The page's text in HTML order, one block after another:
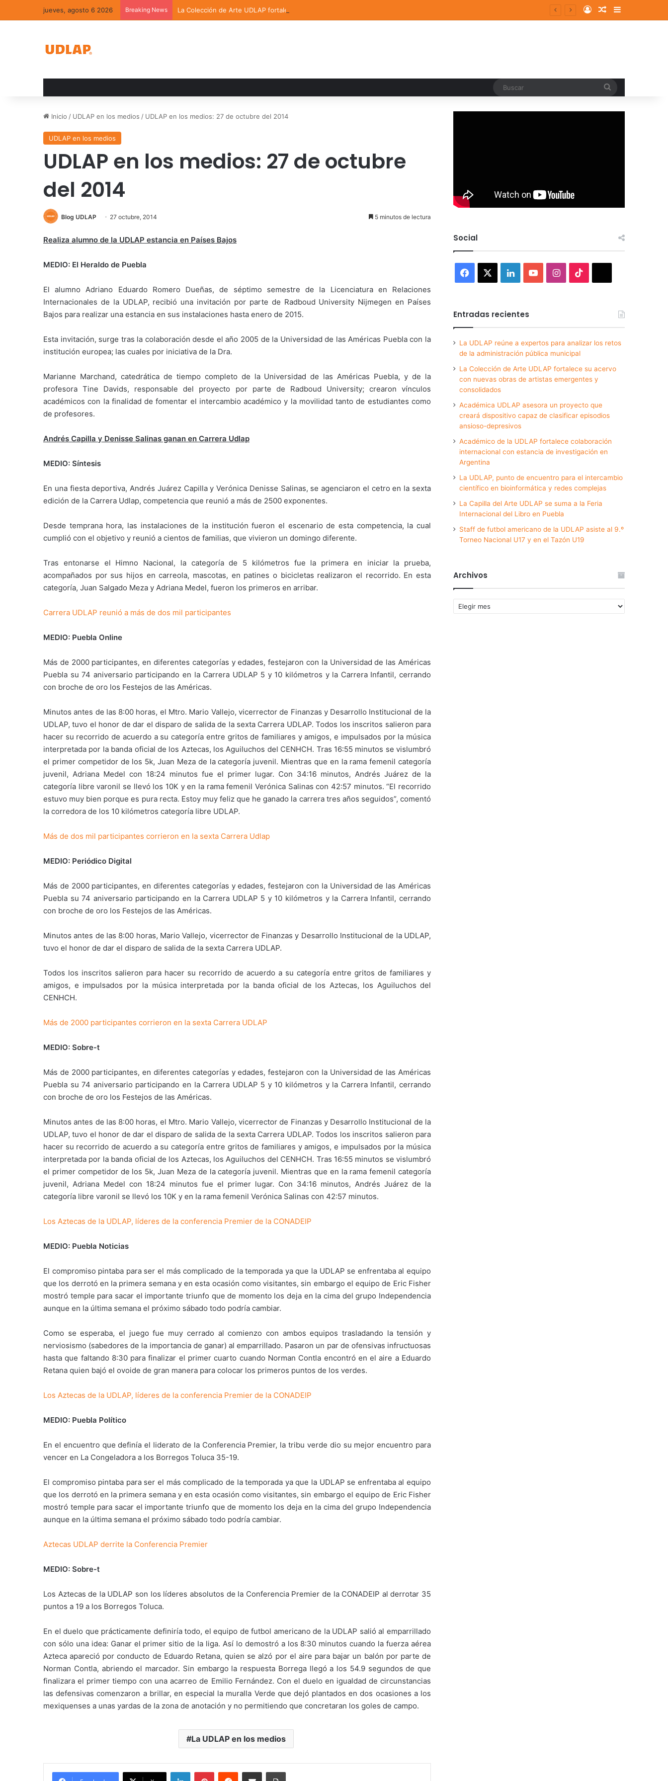
jueves, agosto 6 2026 Breaking News La Colección de Arte UDLAP fortalece su acervo con nuevas obras de artistas emergentes y consolidados Log InRandom Article
Sidebar
Inicio / UDLAP en los medios / UDLAP en los medios: 27 de octubre del 2014
UDLAP en los medios
UDLAP en los medios: 27 de octubre
del 2014
Blog UDLAP 27 octubre, 2014 5 minutos de lectura
Realiza alumno de la UDLAP estancia en Países Bajos
MEDIO: El Heraldo de Puebla
El alumno Adriano Eduardo Romero Dueñas, de séptimo semestre de la Licenciatura en Relaciones
Internacionales de la UDLAP, recibió una invitación por parte de Radboud University Nijmegen en Países
Bajos para realizar una estancia en sus instalaciones hasta enero de 2015.
Esta invitación, surge tras la colaboración desde el año 2005 de la Universidad de las Américas Puebla con la
institución europea; las cuales por iniciativa de la Dra.
Marianne Marchand, catedrática de tiempo completo de la Universidad de las Américas Puebla, y de la
profesora Tine Davids, responsable del proyecto por parte de Radboud University; crearon vínculos
académicos con la finalidad de fomentar el intercambio académico y la movilidad tanto de estudiantes como
de profesores.
Andrés Capilla y Denisse Salinas ganan en Carrera Udlap
MEDIO: Síntesis
En una fiesta deportiva, Andrés Juárez Capilla y Verónica Denisse Salinas, se agenciaron el cetro en la sexta
edición de la Carrera Udlap, competencia que reunió a más de 2500 exponentes.
Desde temprana hora, las instalaciones de la institución fueron el escenario de esta competencia, la cual
cumplió con el objetivo y reunió a cientos de familias, que vivieron un domingo diferente.
Tras entonarse el Himno Nacional, la categoría de 5 kilómetros fue la primera en iniciar la prueba,
acompañados por sus hijos en carreola, mascotas, en patines o bicicletas realizaron el recorrido. En esta
categoría, Juan Salgado Meza y Adriana Medel, fueron los primeros en arribar.
Carrera UDLAP reunió a más de dos mil participantes
MEDIO: Puebla Online
Más de 2000 participantes, en diferentes categorías y edades, festejaron con la Universidad de las Américas
Puebla su 74 aniversario participando en la Carrera UDLAP 5 y 10 kilómetros y la Carrera Infantil, cerrando
con broche de oro los Festejos de las Américas.
Minutos antes de las 8:00 horas, el Mtro. Mario Vallejo, vicerrector de Finanzas y Desarrollo Institucional de la
UDLAP, tuvo el honor de dar el disparo de salida de la sexta Carrera UDLAP. Todos los inscritos salieron para
hacer su recorrido de acuerdo a su categoría entre gritos de familiares y amigos, e impulsados por la música
interpretada por la banda oficial de los Aztecas, los Aguiluchos del CENHCH. Tras 16:55 minutos se vislumbró
el primer competidor de los 5k, Juan Meza de la categoría juvenil. Mientras que en la rama femenil categoría
juvenil, Adriana Medel con 18:24 minutos fue el primer lugar. Con 34:16 minutos, Andrés Juárez de la
categoría libre varonil se llevó los 10K y en la rama femenil Verónica Salinas con 42:57 minutos. “El recorrido
estuvo muy bien porque es pura recta. Estoy muy feliz que he ganado la carrera tres años seguidos”, comentó
la corredora de los 10 kilómetros categoría libre UDLAP.
Más de dos mil participantes corrieron en la sexta Carrera Udlap
MEDIO: Periódico Digital
Más de 2000 participantes, en diferentes categorías y edades, festejaron con la Universidad de las Américas
Puebla su 74 aniversario participando en la Carrera UDLAP 5 y 10 kilómetros y la Carrera Infantil, cerrando
con broche de oro los Festejos de las Américas.
Minutos antes de las 8:00 horas, Mario Vallejo, vicerrector de Finanzas y Desarrollo Institucional de la UDLAP,
tuvo el honor de dar el disparo de salida de la sexta Carrera UDLAP.
Todos los inscritos salieron para hacer su recorrido de acuerdo a su categoría entre gritos de familiares y
amigos, e impulsados por la música interpretada por la banda oficial de los Aztecas, los Aguiluchos del
CENHCH.
Más de 2000 participantes corrieron en la sexta Carrera UDLAP
MEDIO: Sobre-t
Más de 2000 participantes, en diferentes categorías y edades, festejaron con la Universidad de las Américas
Puebla su 74 aniversario participando en la Carrera UDLAP 5 y 10 kilómetros y la Carrera Infantil, cerrando
con broche de oro los Festejos de las Américas.
Minutos antes de las 8:00 horas, el Mtro. Mario Vallejo, vicerrector de Finanzas y Desarrollo Institucional de la
UDLAP, tuvo el honor de dar el disparo de salida de la sexta Carrera UDLAP. Todos los inscritos salieron para
hacer su recorrido de acuerdo a su categoría entre gritos de familiares y amigos, e impulsados por la música
interpretada por la banda oficial de los Aztecas, los Aguiluchos del CENHCH. Tras 16:55 minutos se vislumbró
el primer competidor de los 5k, Juan Meza de la categoría juvenil. Mientras que en la rama femenil categoría
juvenil, Adriana Medel con 18:24 minutos fue el primer lugar. Con 34:16 minutos, Andrés Juárez de la
categoría libre varonil se llevó los 10K y en la rama femenil Verónica Salinas con 42:57 minutos.
Los Aztecas de la UDLAP, líderes de la conferencia Premier de la CONADEIP
MEDIO: Puebla Noticias
El compromiso pintaba para ser el más complicado de la temporada ya que la UDLAP se enfrentaba al equipo
que los derrotó en la primera semana y en esta ocasión como visitantes, sin embargo el equipo de Eric Fisher
mostró temple para sacar el importante triunfo que de momento los deja en la cima del grupo Independencia
aunque en la última semana el próximo sábado todo podría cambiar.
Como se esperaba, el juego fue muy cerrado al comienzo con ambos equipos trasladando la tensión y
nerviosismo (sabedores de la importancia de ganar) al emparrillado. Pasaron un par de ofensivas infructuosas
hasta que faltando 8:30 para finalizar el primer cuarto cuando Norman Contla encontró en el aire a Eduardo
Retana quien bajó el ovoide de gran manera para colocar los primeros puntos de los verdes.
Los Aztecas de la UDLAP, líderes de la conferencia Premier de la CONADEIP
MEDIO: Puebla Político
En el encuentro que definía el liderato de la Conferencia Premier, la tribu verde dio su mejor encuentro para
vencer en La Congeladora a los Borregos Toluca 35-19.
El compromiso pintaba para ser el más complicado de la temporada ya que la UDLAP se enfrentaba al equipo
que los derrotó en la primera semana y en esta ocasión como visitantes, sin embargo el equipo de Eric Fisher
mostró temple para sacar el importante triunfo que de momento los deja en la cima del grupo Independencia
aunque en la última semana el próximo sábado todo podría cambiar.
Aztecas UDLAP derrite la Conferencia Premier
MEDIO: Sobre-t
Los Aztecas de la UDLAP son los líderes absolutos de la Conferencia Premier de la CONADEIP al derrotar 35
puntos a 19 a los Borregos Toluca.
En el duelo que prácticamente definiría todo, el equipo de futbol americano de la UDLAP salió al emparrillado
con sólo una idea: Ganar el primer sitio de la liga. Así lo demostró a los 8:30 minutos cuando la fuerza aérea
Azteca apareció por conducto de Eduardo Retana, quien se alzó por el aire para bajar un balón por parte de
Norman Contla, abriendo el marcador. Sin embargo la respuesta Borrega llegó a los 54.9 segundos de que
finalizara el primer tiempo con una acarreo de Emilio Fernández. Con el duelo en igualdad de circunstancias
las defensivas comenzaron a brillar, en especial la muralla Verde que dejó plantados en dos ocasiones a los
mexiquenses a unas yardas de la zona de anotación y no permitiendo que concretaran los goles de campo.
La UDLAP en los medios
LinkedInPinterestReddit Share via Email Print
Social
Facebook LinkedInYouTubeInstagram
Entradas recientes
La UDLAP reúne a expertos para analizar los retos
de la administración pública municipal
La Colección de Arte UDLAP fortalece su acervo
con nuevas obras de artistas emergentes y
consolidados
Académica UDLAP asesora un proyecto que
creará dispositivo capaz de clasificar episodios
ansioso-depresivos
Académico de la UDLAP fortalece colaboración
internacional con estancia de investigación en
Argentina
La UDLAP, punto de encuentro para el intercambio
científico en bioinformática y redes complejas
La Capilla del Arte UDLAP se suma a la Feria
Internacional del Libro en Puebla
Staff de futbol americano de la UDLAP asiste al 9.º
Torneo Nacional U17 y en el Tazón U19
Archivos
Archivos